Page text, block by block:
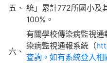
五、 統」累計772所國小及
100%。
六、
有關學校傳染病監視
染病監視通報系統（
查詢。如有系統登入